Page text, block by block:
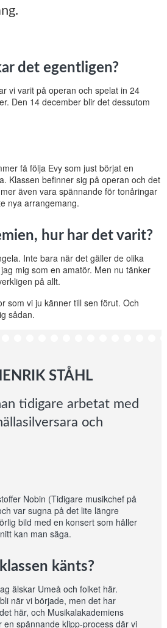
det egentligen?
vi varit på operan och spelat in 24
Den 14 december blir det dessutom
få följa Evy som just börjat en
Klassen befinner sig på operan och det
även vara spännande för tonåringar
nya arrangemang.
hur har det varit?
Inte bara när det gäller de olika
mig som en amatör. Men nu tänker
på allt.
som vi ju känner till sen förut. Och
sådan.
STÅHL
tidigare arbetat med
och
Nobin (Tidigare musikchef på
var sugna på det lite längre
bild med en konsert som håller
kan man säga.
känts?
älskar Umeå och folket här.
när vi började, men det har
här, och Musikalakademiens
spännande klipp-process där vi